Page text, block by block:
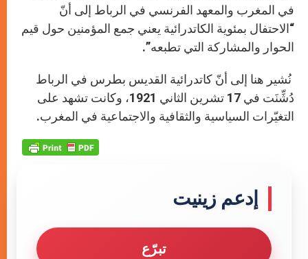
في المغرب والمعهد الفرنسي في الرباط إلى أنّ
“الاحتفال بمئوية الكاتدرائية يعني جمع المؤمنين حول قيم
الحوار والمشاركة التي تطبعه”.
نُشير هنا إلى أنّ كاتدرائية القديس بطرس في الرباط
دُشِّنَت في 17 تشرين الثاني 1921، وكانت تشهد على
التغيّرات السياسية والثقافية والاجتماعية في المغرب.
إدعم زينيت
تبرّع